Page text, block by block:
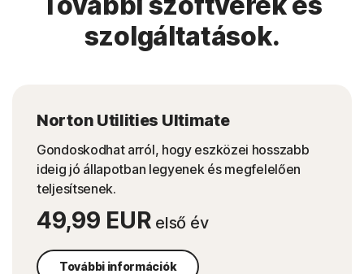
szolgáltatások.
Norton Utilities Ultimate
Gondoskodhat arról, hogy eszközei hosszabb
ideig jó állapotban legyenek és megfelelően
teljesítsenek.
49,99 EUR első év
További információk